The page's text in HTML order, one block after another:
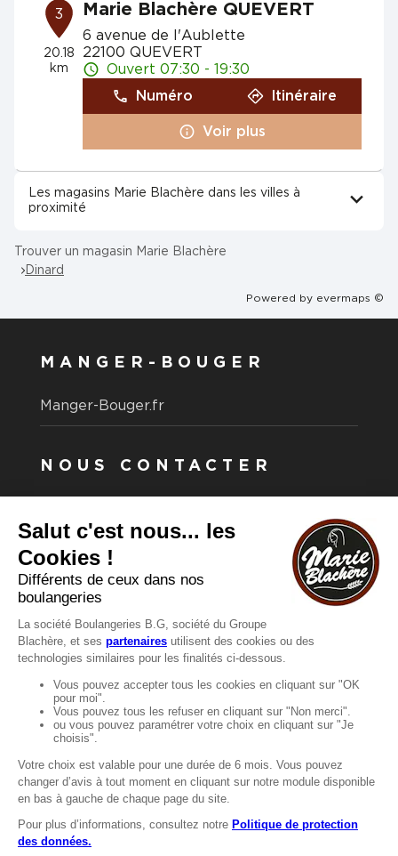
3
20.18
km
Marie Blachère QUEVERT
6 avenue de l'Aublette
22100 QUEVERT
Ouvert 07:30 - 19:30
Numéro
Itinéraire
Voir plus
Les magasins Marie Blachère dans les villes à
proximité
Trouver un magasin Marie Blachère
Dinard
Powered by evermaps ©
MANGER-BOUGER
Manger-Bouger.fr
NOUS CONTACTER
Vous souhaitez nous contacter ?
Consultez notre FAQ.
FAQ
Recrutement
MENTIONS
Mentions légales
Protection des données
LignÉthique
Caractéristiques environnementales des